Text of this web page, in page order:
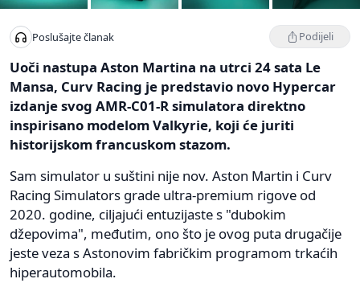
Poslušajte članak Podijeli
Uoči nastupa Aston Martina na utrci 24 sata Le
Mansa, Curv Racing je predstavio novo Hypercar
izdanje svog AMR-C01-R simulatora direktno
inspirisano modelom Valkyrie, koji će juriti
historijskom francuskom stazom.
Sam simulator u suštini nije nov. Aston Martin i Curv
Racing Simulators grade ultra-premium rigove od
2020. godine, ciljajući entuzijaste s "dubokim
džepovima", međutim, ono što je ovog puta drugačije
jeste veza s Astonovim fabričkim programom trkaćih
hiperautomobila.